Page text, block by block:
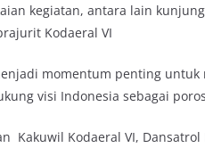
kegiatan, antara lain
Kodaeral VI
momentum penting
visi Indonesia sebagai
Kakuwil Kodaeral VI,